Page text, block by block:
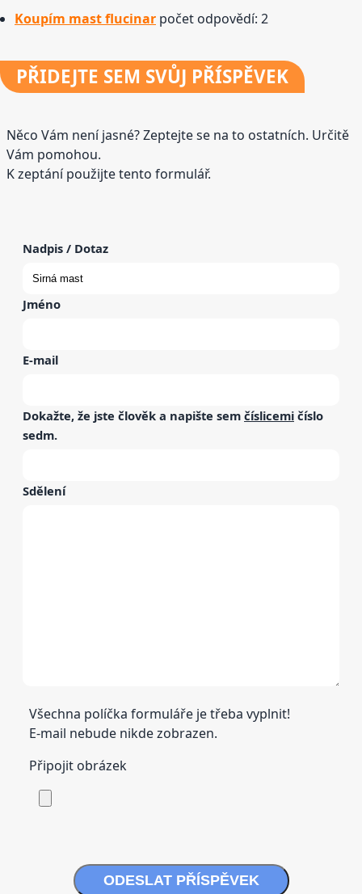
Koupím mast flucinar počet odpovědí: 2
PŘIDEJTE SEM SVŮJ PŘÍSPĚVEK
Něco Vám není jasné? Zeptejte se na to ostatních. Určitě
Vám pomohou.
K zeptání použijte tento formulář.
Nadpis / Dotaz
Jméno
E-mail
Dokažte, že jste člověk a napište sem číslicemi číslo
sedm.
Sdělení
Všechna políčka formuláře je třeba vyplnit!
E-mail nebude nikde zobrazen.
Připojit obrázek
ODESLAT PŘÍSPĚVEK